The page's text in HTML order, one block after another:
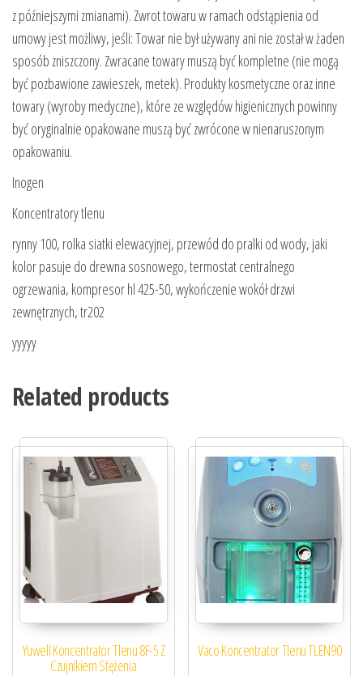
z późniejszymi zmianami). Zwrot towaru w ramach odstąpienia od
umowy jest możliwy, jeśli: Towar nie był używany ani nie został w żaden
sposób zniszczony. Zwracane towary muszą być kompletne (nie mogą
być pozbawione zawieszek, metek). Produkty kosmetyczne oraz inne
towary (wyroby medyczne), które ze względów higienicznych powinny
być oryginalnie opakowane muszą być zwrócone w nienaruszonym
opakowaniu.
Inogen
Koncentratory tlenu
rynny 100, rolka siatki elewacyjnej, przewód do pralki od wody, jaki
kolor pasuje do drewna sosnowego, termostat centralnego
ogrzewania, kompresor hl 425-50, wykończenie wokół drzwi
zewnętrznych, tr202
yyyyy
Related products
Yuwell Koncentrator Tlenu 8F-5 Z
Czujnikiem Stężenia
Vaco Koncentrator Tlenu TLEN90